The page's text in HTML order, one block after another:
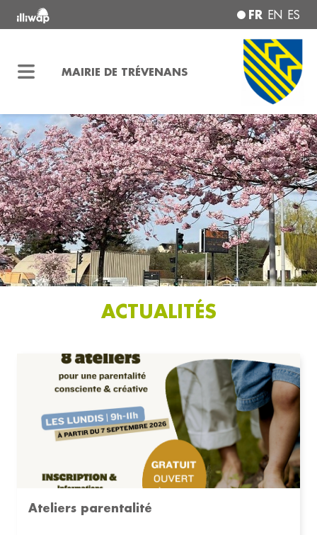
FR EN ES
MAIRIE DE TRÉVENANS
ACTUALITÉS
Ateliers parentalité